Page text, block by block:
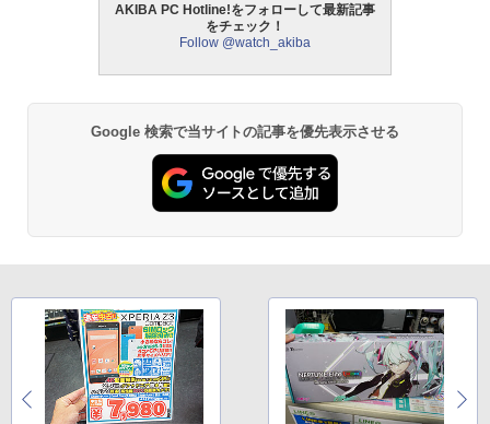
AKIBA PC Hotline!をフォローして最新記事
をチェック！
Follow @watch_akiba
Google 検索で当サイトの記事を優先表示させる